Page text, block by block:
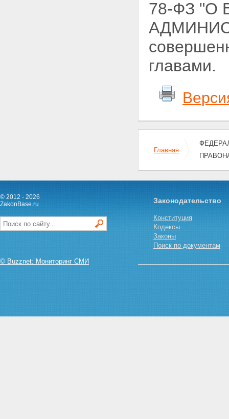
78-ФЗ "О
главами.
Главная
© 2012 - 2026
ZakonBase.ru
© Buzznet: Мониторинг СМИ
Законодательство
Конституция
Кодексы
Законы
Поиск по документам